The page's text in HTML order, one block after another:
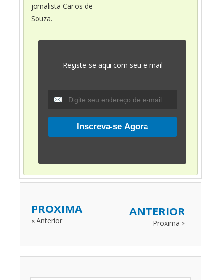
jornalista Carlos de
Souza.
Registe-se aqui com seu e-mail
PROXIMA
« Anterior
ANTERIOR
Proxima »